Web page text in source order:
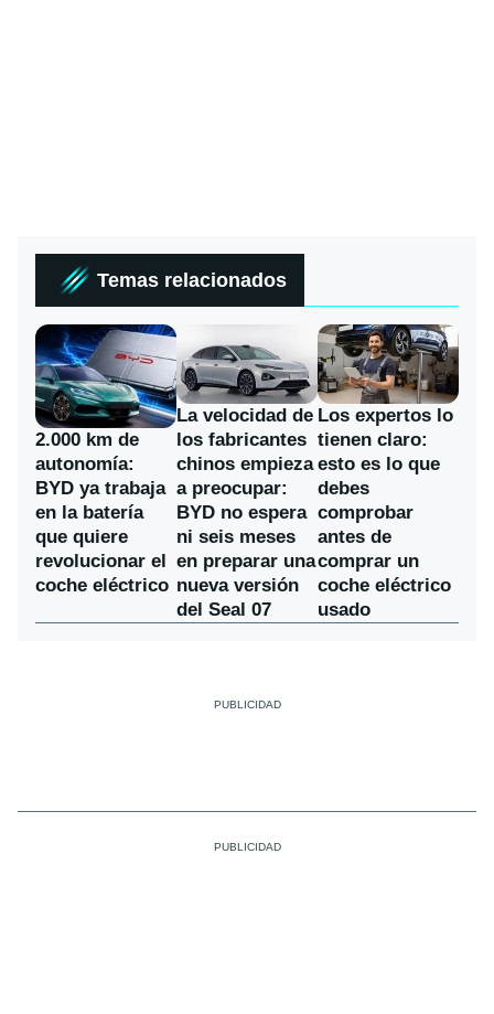
Temas relacionados
2.000 km de
autonomía:
BYD ya trabaja
en la batería
que quiere
revolucionar el
coche eléctrico
La velocidad de
los fabricantes
chinos empieza
a preocupar:
BYD no espera
ni seis meses
en preparar una
nueva versión
del Seal 07
Los expertos lo
tienen claro:
esto es lo que
debes
comprobar
antes de
comprar un
coche eléctrico
usado